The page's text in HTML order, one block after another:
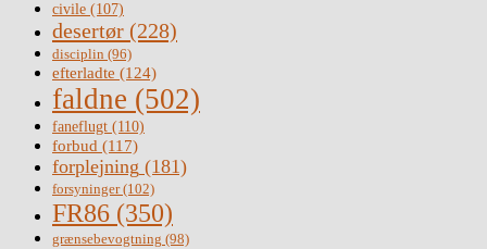
civile (107)
desertør (228)
disciplin (96)
efterladte (124)
faldne (502)
faneflugt (110)
forbud (117)
forplejning (181)
forsyninger(102)
FR86 (350)
grænsebevogtning (98)